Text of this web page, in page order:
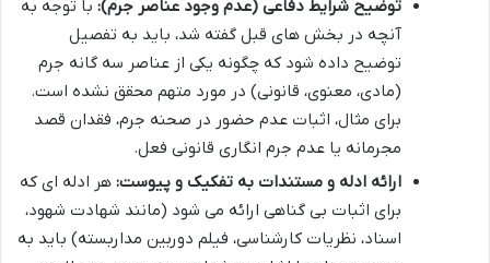
توضیح شرایط دفاعی (عدم وجود عناصر جرم): با توجه به
آنچه در بخش های قبل گفته شد، باید به تفصیل
توضیح داده شود که چگونه یکی از عناصر سه گانه جرم
(مادی، معنوی، قانونی) در مورد متهم محقق نشده است.
برای مثال، اثبات عدم حضور در صحنه جرم، فقدان قصد
مجرمانه یا عدم جرم انگاری قانونی فعل.
ارائه ادله و مستندات به تفکیک و پیوست: هر ادله ای که
برای اثبات بی گناهی ارائه می شود (مانند شهادت شهود،
اسناد، نظریات کارشناسی، فیلم دوربین مداربسته) باید به